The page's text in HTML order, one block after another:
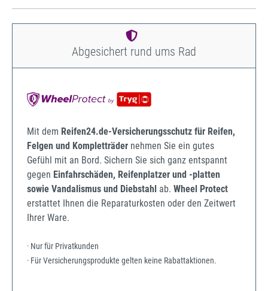
Abgesichert rund ums Rad
Mit dem Reifen24.de-Versicherungsschutz für Reifen,
Felgen und Kompletträder nehmen Sie ein gutes
Gefühl mit an Bord. Sichern Sie sich ganz entspannt
gegen Einfahrschäden, Reifenplatzer und -platten
sowie Vandalismus und Diebstahl ab. Wheel Protect
erstattet Ihnen die Reparaturkosten oder den Zeitwert
Ihrer Ware.
· Nur für Privatkunden
· Für Versicherungsprodukte gelten keine Rabattaktionen.